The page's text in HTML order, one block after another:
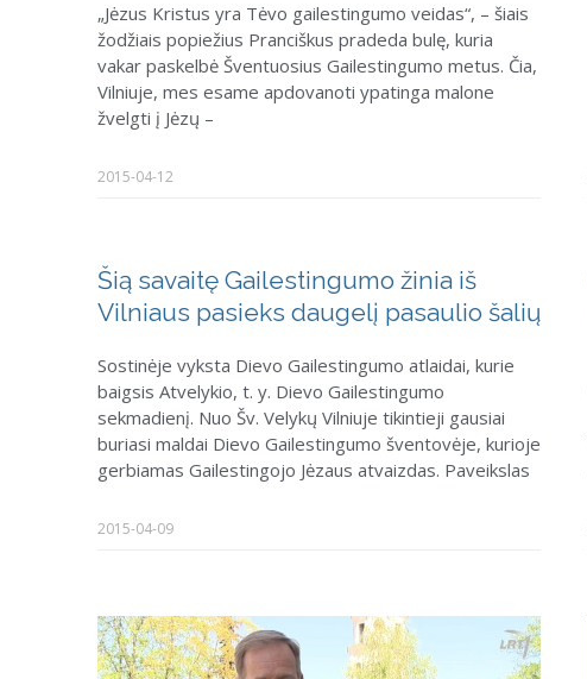
„Jėzus Kristus yra Tėvo gailestingumo veidas“, – šiais
žodžiais popiežius Pranciškus pradeda bulę, kuria
vakar paskelbė Šventuosius Gailestingumo metus. Čia,
Vilniuje, mes esame apdovanoti ypatinga malone
žvelgti į Jėzų –
2015-04-12
Šią savaitę Gailestingumo žinia iš
Vilniaus pasieks daugelį pasaulio šalių
Sostinėje vyksta Dievo Gailestingumo atlaidai, kurie
baigsis Atvelykio, t. y. Dievo Gailestingumo
sekmadienį. Nuo Šv. Velykų Vilniuje tikintieji gausiai
buriasi maldai Dievo Gailestingumo šventovėje, kurioje
gerbiamas Gailestingojo Jėzaus atvaizdas. Paveikslas
2015-04-09